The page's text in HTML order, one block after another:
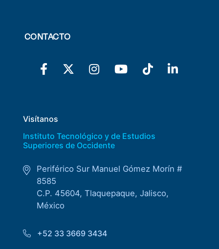
CONTACTO
Visítanos
Instituto Tecnológico y de Estudios
Superiores de Occidente
Periférico Sur Manuel Gómez Morín #
8585
C.P. 45604, Tlaquepaque, Jalisco,
México
+52 33 3669 3434